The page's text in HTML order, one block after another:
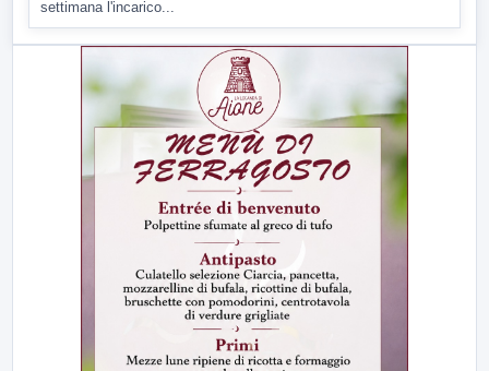
settimana l'incarico...